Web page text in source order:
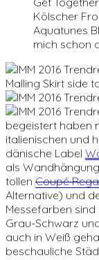
Kölscher
Aquatunes
mich schon
begeistert haben
italienischen und
dänische Label
als
tollen Coupé
Alternative) und
Messefarben sind
Grau-Schwarz
auch in Weiß
beschauliche